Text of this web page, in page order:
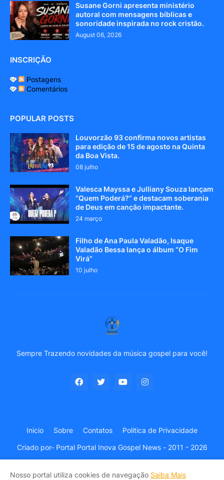
Susane Gorni apresenta ministério
autoral com mensagens bíblicas e
sonoridade inspirada no rock cristão.
August 06, 2026
INSCRIÇÃO
Postagens
Comentários
POPULAR POSTS
Louvorzão 93 confirma novos artistas
para edição de 15 de agosto na Quinta
da Boa Vista.
08 julho
Valesca Mayssa e Julliany Souza lançam
“Quem Poderá?” e destacam soberania
de Deus em canção impactante.
24 março
Filho de Ana Paula Valadão, Isaque
Valadão Bessa lança o álbum “O Fim
Virá”
10 julho
Sempre Trazendo novidades da música gospel para você!
Criado por- Portal Portal Inova Gospel News - 2011 - 2026
Inicio Sobre Contatos Politica de Privacidade
Nosso portal utiliza cookies de navegação Saiba Mais